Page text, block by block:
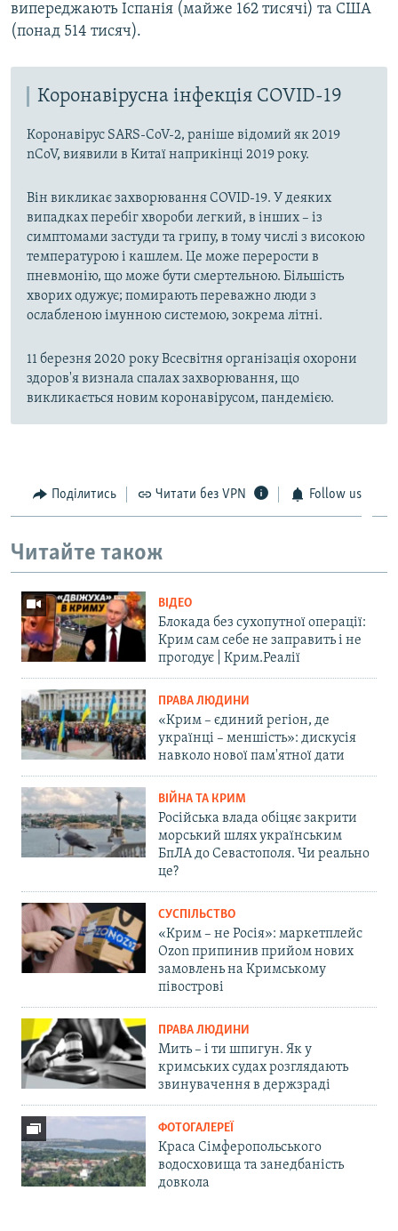
випереджають Іспанія (майже 162 тисячі) та США
(понад 514 тисяч).
Коронавірусна інфекція COVID-19
Коронавірус SARS-CoV-2, раніше відомий як 2019
nCoV, виявили в Китаї наприкінці 2019 року.
Він викликає захворювання COVID-19. У деяких
випадках перебіг хвороби легкий, в інших – із
симптомами застуди та грипу, в тому числі з високою
температурою і кашлем. Це може перерости в
пневмонію, що може бути смертельною. Більшість
хворих одужує; помирають переважно люди з
ослабленою імунною системою, зокрема літні.
11 березня 2020 року Всесвітня організація охорони
здоров'я визнала спалах захворювання, що
викликається новим коронавірусом, пандемією.
Поділитись Читати без VPN Follow us
Читайте також
ВІДЕО
Блокада без сухопутної операції:
Крим сам себе не заправить і не
прогодує | Крим.Реалії
ПРАВА ЛЮДИНИ
«Крим – єдиний регіон, де
українці – меншість»: дискусія
навколо нової пам'ятної дати
ВІЙНА ТА КРИМ
Російська влада обіцяє закрити
морський шлях українським
БпЛА до Севастополя. Чи реально
це?
СУСПІЛЬСТВО
«Крим – не Росія»: маркетплейс
Ozon припинив прийом нових
замовлень на Кримському
півострові
ПРАВА ЛЮДИНИ
Мить – і ти шпигун. Як у
кримських судах розглядають
звинувачення в держзраді
ФОТОГАЛЕРЕЇ
Краса Сімферопольського
водосховища та занедбаність
довкола